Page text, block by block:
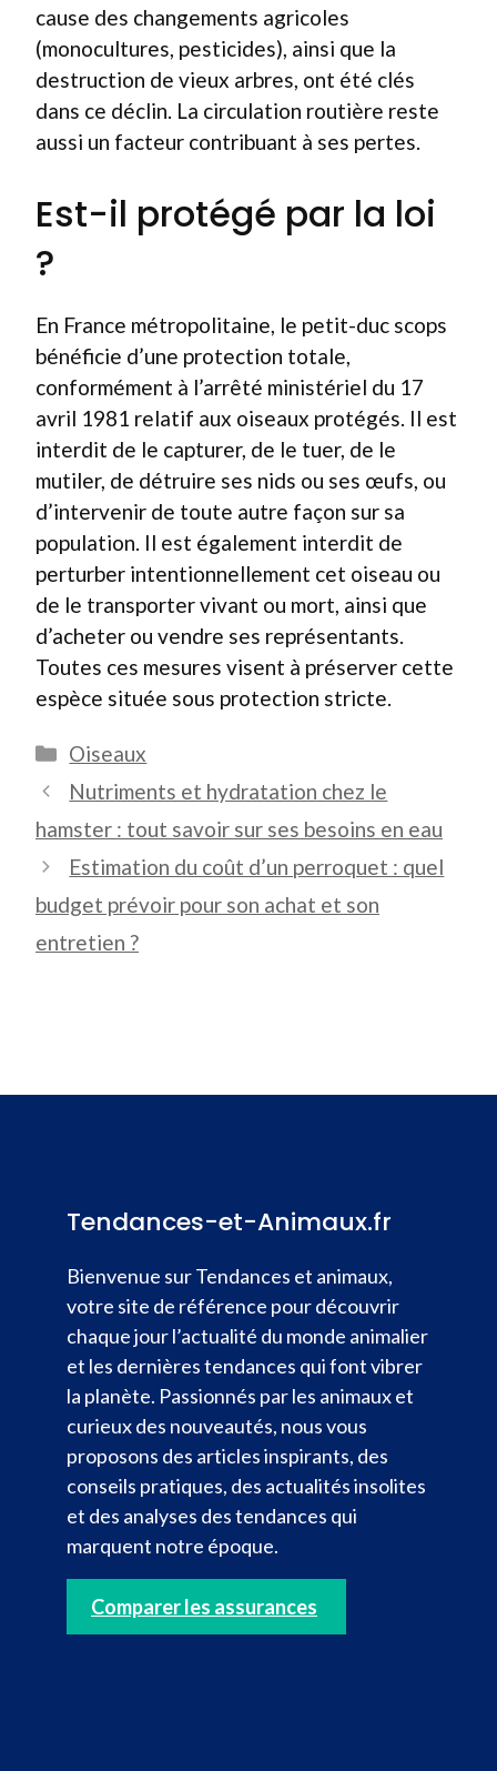
cause des changements agricoles
(monocultures, pesticides), ainsi que la
destruction de vieux arbres, ont été clés
dans ce déclin. La circulation routière reste
aussi un facteur contribuant à ses pertes.
Est-il protégé par la loi
?
En France métropolitaine, le petit-duc scops
bénéficie d’une protection totale,
conformément à l’arrêté ministériel du 17
avril 1981 relatif aux oiseaux protégés. Il est
interdit de le capturer, de le tuer, de le
mutiler, de détruire ses nids ou ses œufs, ou
d’intervenir de toute autre façon sur sa
population. Il est également interdit de
perturber intentionnellement cet oiseau ou
de le transporter vivant ou mort, ainsi que
d’acheter ou vendre ses représentants.
Toutes ces mesures visent à préserver cette
espèce située sous protection stricte.
Catégories
Oiseaux
Nutriments et hydratation chez le
hamster : tout savoir sur ses besoins en eau
Estimation du coût d’un perroquet : quel
budget prévoir pour son achat et son
entretien ?
Tendances-et-Animaux.fr
Bienvenue sur Tendances et animaux,
votre site de référence pour découvrir
chaque jour l’actualité du monde animalier
et les dernières tendances qui font vibrer
la planète. Passionnés par les animaux et
curieux des nouveautés, nous vous
proposons des articles inspirants, des
conseils pratiques, des actualités insolites
et des analyses des tendances qui
marquent notre époque.
Comparer les assurances